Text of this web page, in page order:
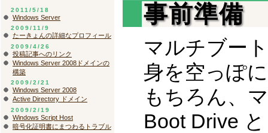
事前準備
マルチブー
身を空っぽ
もちろん、
Boot Drive
2011/5/18
Windows Server
2009/11/9
たーきょんの詳細なプロフィール
2009/4/26
投稿記事へのリンク
Windows Server 2008ドメインの
構築
2009/2/21
Windows Server 2008
Active Directory ドメイン
2009/2/19
Windows Script Host
暗号化証明書にまつわるトラブル